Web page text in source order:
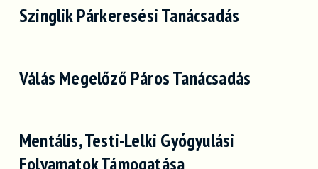
Szinglik Párkeresési Tanácsadás
Válás Megelőző Páros Tanácsadás
Mentális, Testi-Lelki Gyógyulási
Folyamatok Támogatása